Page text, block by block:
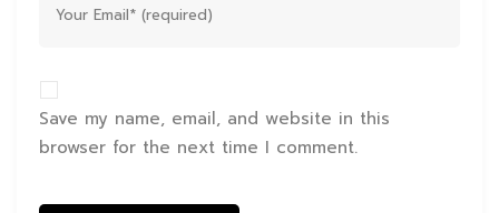
Save my name, email, and website in this
browser for the next time I comment.